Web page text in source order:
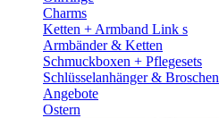
Charms
Ketten + Armband Link s
Armbänder & Ketten
Schmuckboxen + Pflegesets
Schlüsselanhänger & Broschen
Angebote
Ostern